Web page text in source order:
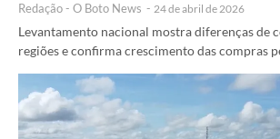
Redação - O Boto News - 24 de abril de 2026
Levantamento nacional mostra diferenças de
regiões e confirma crescimento das compras